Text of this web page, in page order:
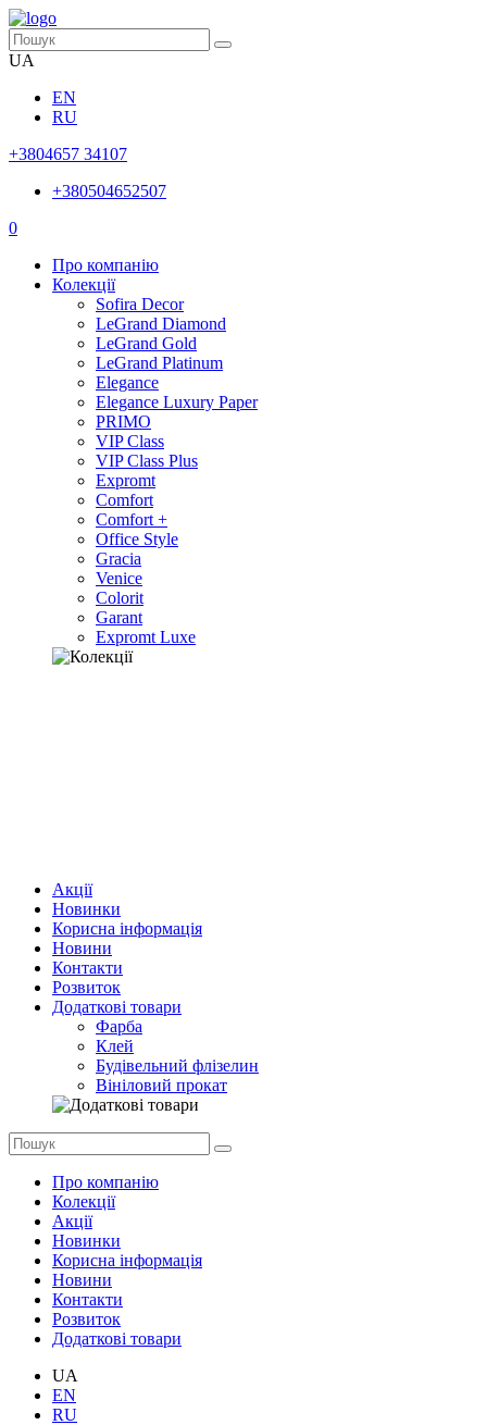
UA
EN
RU
+3804657 34107
+380504652507
0
Про компанію
Колекції
Sofira Decor
LeGrand Diamond
LeGrand Gold
LeGrand Platinum
Elegance
Elegance Luxury Paper
PRIMO
VIP Class
VIP Class Plus
Expromt
Comfort
Comfort +
Office Style
Gracia
Venice
Colorit
Garant
Expromt Luxe
Акції
Новинки
Корисна інформація
Новини
Контакти
Розвиток
Додаткові товари
Фарба
Клей
Будівельний флізелин
Вініловий прокат
Про компанію
Колекції
Акції
Новинки
Корисна інформація
Новини
Контакти
Розвиток
Додаткові товари
UA
EN
RU